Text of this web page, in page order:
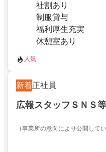
社割あり
制服貸与
福利厚生充実
休憩室あり
人気
新着正社員
広報スタッフＳＮＳ
（事業所の意向により公開してい